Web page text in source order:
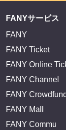
FANYサービス
FANY
FANY Ticket
FANY Online
FANY Channel
FANY
FANY Mall
FANY Commu